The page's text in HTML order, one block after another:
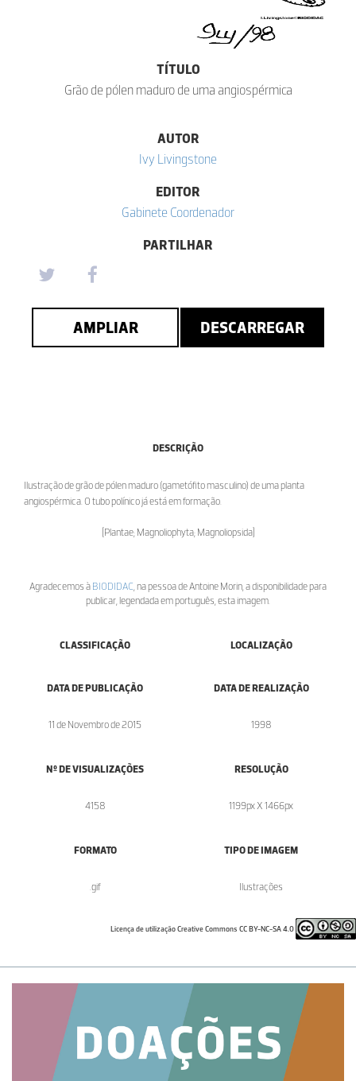
TÍTULO
Grão de pólen maduro de uma angiospérmica
AUTOR
Ivy Livingstone
EDITOR
Gabinete Coordenador
PARTILHAR
AMPLIAR DESCARREGAR
DESCRIÇÃO
Ilustração de grão de pólen maduro (gametófito masculino) de uma planta
angiospérmica. O tubo polínico já está em formação.
[Plantae; Magnoliophyta; Magnoliopsida]
Agradecemos à BIODIDAC, na pessoa de Antoine Morin, a disponibilidade para
publicar, legendada em português, esta imagem.
CLASSIFICAÇÃO LOCALIZAÇÃO
DATA DE PUBLICAÇÃO
11 de Novembro de 2015
DATA DE REALIZAÇÃO
1998
Nº DE VISUALIZAÇÕES
4158
RESOLUÇÃO
1199px X 1466px
FORMATO
.gif
TIPO DE IMAGEM
Ilustrações
Licença de utilização Creative Commons CC BY-NC-SA 4.0